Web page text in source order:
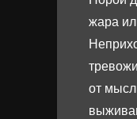
жара
от